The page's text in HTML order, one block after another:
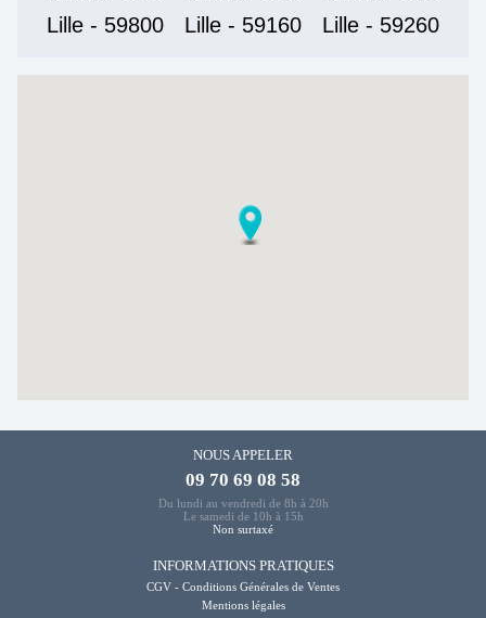
Lille - 59800 Lille - 59160 Lille - 59260
NOUS APPELER
09 70 69 08 58
Du lundi au vendredi de 8h à 20h
Le samedi de 10h à 15h
Non surtaxé
INFORMATIONS PRATIQUES
CGV - Conditions Générales de Ventes
Mentions légales